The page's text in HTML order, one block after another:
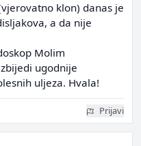
klon) danas je
a da nije
Molim
ugodnije
uljeza. Hvala!
Prijavi